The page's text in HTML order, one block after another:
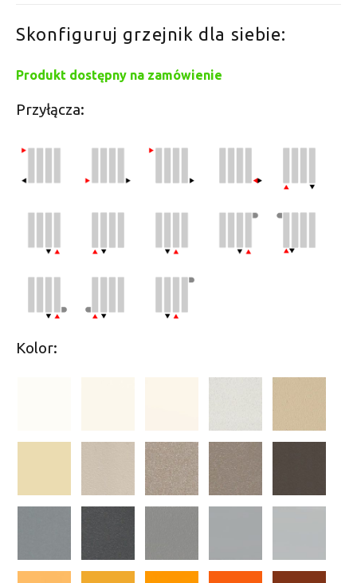
Skonfiguruj grzejnik dla siebie:
Produkt dostępny na zamówienie
Przyłącza:
Kolor: